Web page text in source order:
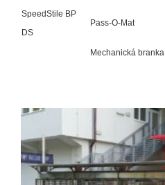
SpeedStile BP
DS
Pass-O-Mat
Mechanická branka